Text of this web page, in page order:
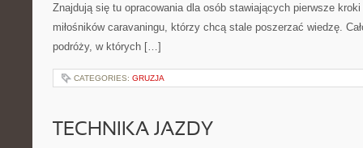
Znajdują się tu opracowania dla osób stawiających pierwsze
miłośników caravaningu, którzy chcą stale poszerzać wiedzę.
podróży, w których […]
CATEGORIES: GRUZJA
TECHNIKA JAZDY